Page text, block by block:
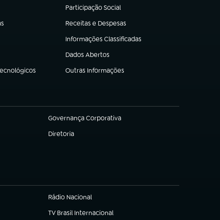
Participação Social
(abre em nova aba)
Receitas e Despesas
(abre em nova aba)
Informações Classificadas
(abre em nova aba)
Dados Abertos
(abre em nova aba)
Outras Informações
(abre em nova aba)
Governança Corporativa
(abre em nova aba)
Diretoria
(abre em nova aba)
Rádio Nacional
TV Brasil Internacional
(abre em nova aba)